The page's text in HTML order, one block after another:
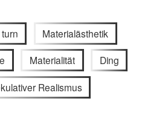
Materialästhetik
Materialität Ding
Realismus